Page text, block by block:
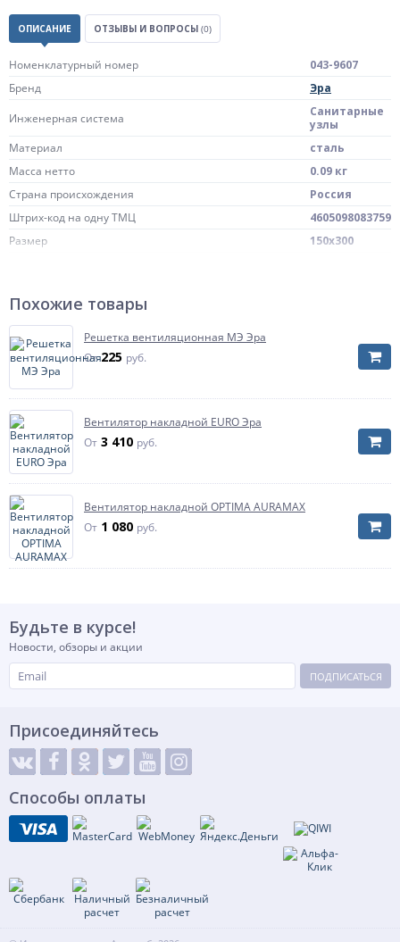
ОПИСАНИЕ ОТЗЫВЫ И ВОПРОСЫ (0)
Номенклатурный номер
043-9607
Бренд
Эра
Инженерная система
Санитарные
узлы
Материал
сталь
Масса нетто
0.09 кг
Страна происхождения
Россия
Штрих-код на одну ТМЦ
4605098083759
Размер
150х300
Тип решетки
Тип решетки
Благодаря сьемной лицевой части разъёмная
решётка позволяет без демонтажа всего изделия
производить ревизионный осмотр и очистку
вентиляционного отверстия.
неразъемная
Похожие товары
Решетка вентиляционная МЭ Эра
От225 руб.
Вентилятор накладной EURO Эра
От 3 410 руб.
Вентилятор накладной OPTIMA AURAMAX
От 1 080 руб.
Будьте в курсе!
Новости, обзоры и акции
ПОДПИСАТЬСЯ
Присоединяйтесь
Способы оплаты